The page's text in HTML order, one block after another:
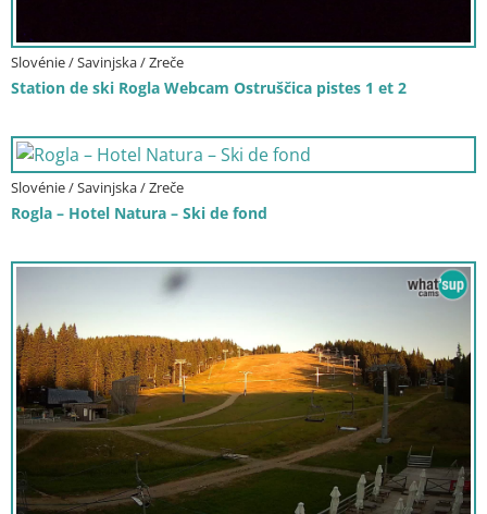
Slovénie / Savinjska / Zreče
Station de ski Rogla Webcam Ostruščica pistes 1 et 2
Slovénie / Savinjska / Zreče
Rogla – Hotel Natura – Ski de fond